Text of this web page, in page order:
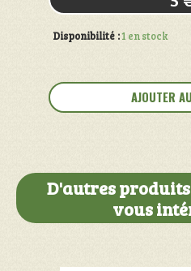
Disponibilité :1 en stock
de
Sel
grès
AJOUTER
D'autres
vous